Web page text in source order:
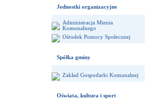
Jednostki organizacyjne
Administracja Mienia
Komunalnego
Ośrodek Pomocy Społecznej
Spółka gminy
Zakład Gospodarki Komunalnej
Oświata, kultura i sport